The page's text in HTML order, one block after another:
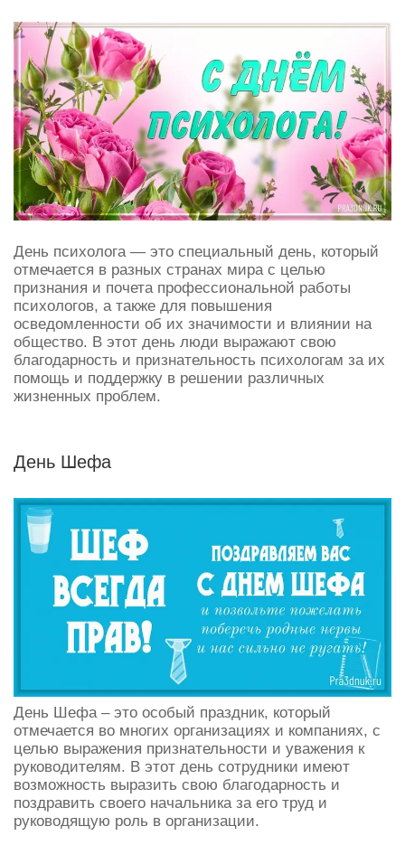
День психолога — это специальный день, который
отмечается в разных странах мира с целью
признания и почета профессиональной работы
психологов, а также для повышения
осведомленности об их значимости и влиянии на
общество. В этот день люди выражают свою
благодарность и признательность психологам за их
помощь и поддержку в решении различных
жизненных проблем.
День Шефа
День Шефа – это особый праздник, который
отмечается во многих организациях и компаниях, с
целью выражения признательности и уважения к
руководителям. В этот день сотрудники имеют
возможность выразить свою благодарность и
поздравить своего начальника за его труд и
руководящую роль в организации.